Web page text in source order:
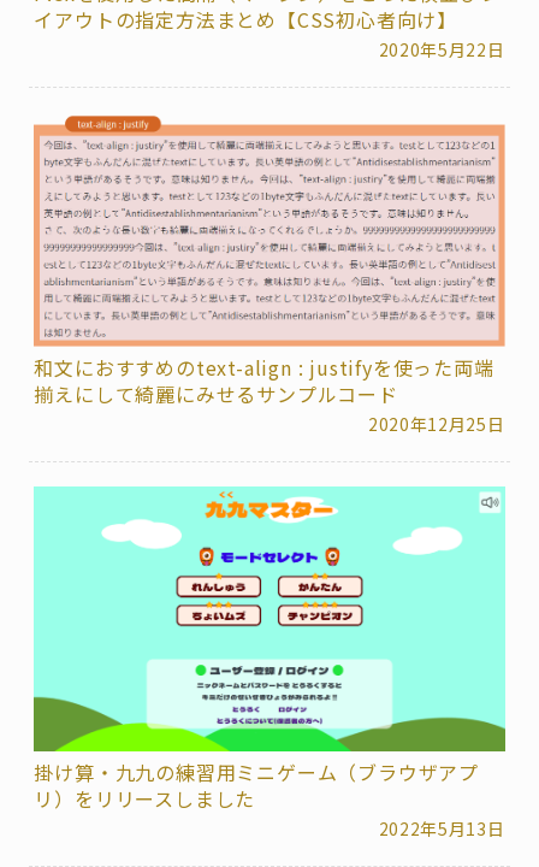
ン
イアウトの指定方法まとめ【CSS初心者向け】
2020年5月22日
和文におすすめのtext-align : justifyを使った両端
揃えにして綺麗にみせるサンプルコード
2020年12月25日
掛け算・九九の練習用ミニゲーム（ブラウザアプ
リ）をリリースしました
2022年5月13日